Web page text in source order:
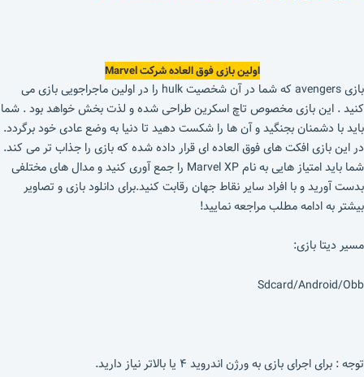
اولین بازی فوق العاده شرکت Marvel
بازی avengers که شما در آن شخصیت hulk را در اولین ماجراجویی بازی می
کنید . این بازی مخصوص تاچ اسکرین طراحی شده و لذت بخش خواهد بود . شما
باید با دشمنان بجنگید و آن ها را شکست دهید تا دنیا به وضع عادی خود برگردد.
در این بازی افکت های فوق العاده ای قرار داده شده که بازی را جذاب تر می کند.
شما باید امتیاز هایی به نام Marvel XP را جمع آوری کنید و مدال های مختلفی
بدست آورید و با افراد سایر نقاط جهان رقابت کنید.برای دانلود بازی و تصاویر
بیشتر به ادامه مطلب مراجعه نمایید!
مسیر دیتا بازی:
Sdcard/Android/Obb
توجه : برای اجرای بازی به ورژن اندروید ۴ یا بالاتر نیاز دارید.